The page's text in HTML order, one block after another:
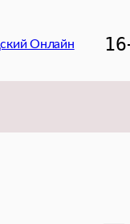
Онлайн